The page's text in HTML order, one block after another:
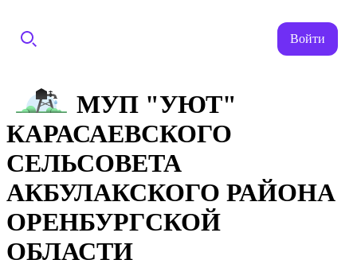
Войти
МУП "УЮТ"
КАРАСАЕВСКОГО
СЕЛЬСОВЕТА
АКБУЛАКСКОГО РАЙОНА
ОРЕНБУРГСКОЙ
ОБЛАСТИ